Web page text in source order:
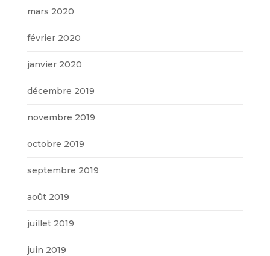
mars 2020
février 2020
janvier 2020
décembre 2019
novembre 2019
octobre 2019
septembre 2019
août 2019
juillet 2019
juin 2019